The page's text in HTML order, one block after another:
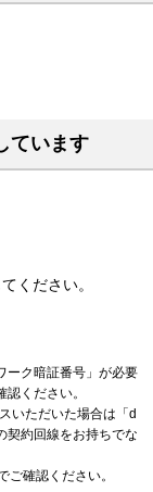
ています
ください。
ーク暗証番号」が必要
認ください。
いただいた場合は「d
契約回線をお持ちでな
ご確認ください。